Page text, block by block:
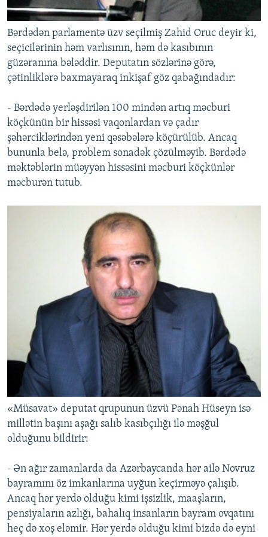
Bərdədən parlamentə üzv seçilmiş Zahid Oruc deyir ki,
seçicilərinin həm varlısının, həm də kasıbının
güzəranına bələddir. Deputatın sözlərinə görə,
çətinliklərə baxmayaraq inkişaf göz qabağındadır:
- Bərdədə yerləşdirilən 100 mindən artıq məcburi
köçkünün bir hissəsi vaqonlardan və çadır
şəhərciklərindən yeni qəsəbələrə köçürülüb. Ancaq
bununla belə, problem sonadək çözülməyib. Bərdədə
məktəblərin müəyyən hissəsini məcburi köçkünlər
məcburən tutub.
«Müsavat» deputat qrupunun üzvü Pənah Hüseyn isə
millətin başını aşağı salıb kasıbçılığı ilə məşğul
olduğunu bildirir:
- Ən ağır zamanlarda da Azərbaycanda hər ailə Novruz
bayramını öz imkanlarına uyğun keçirməyə çalışıb.
Ancaq hər yerdə olduğu kimi işsizlik, maaşların,
pensiyaların azlığı, bahalıq insanların bayram ovqatını
heç də xoş eləmir. Hər yerdə olduğu kimi bizdə də eyni